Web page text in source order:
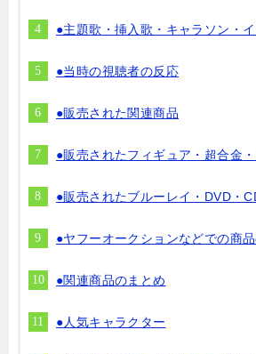
●主題歌・挿入歌・キャラソン・
●当時の視聴者の反応
●販売された関連商品
●販売されたフィギュア・超合金
●販売されたブルーレイ・DVD・
●ヤフーオークションなどでの商
●関連商品のまとめ
●人気キャラクター